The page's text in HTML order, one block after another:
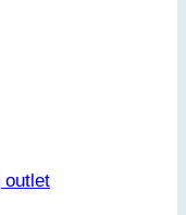
outlet